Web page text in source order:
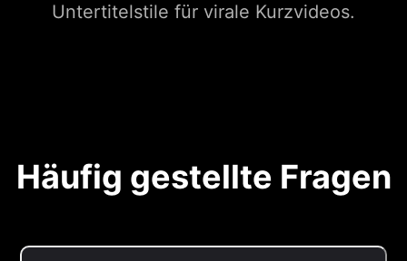
Untertitelstile für virale Kurzvideos.
Häufig gestellte Fragen